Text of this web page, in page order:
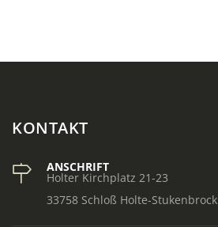
KONTAKT
ANSCHRIFT
Holter Kirchplatz 21-23
33758 Schloß Holte-Stukenbrock